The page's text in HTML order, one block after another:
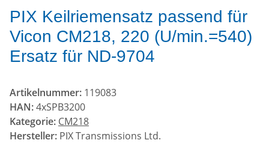
PIX Keilriemensatz passend für
Vicon CM218, 220 (U/min.=540)
Ersatz für ND-9704
Artikelnummer: 119083
HAN:4xSPB3200
Kategorie: CM218
Hersteller: PIX Transmissions Ltd.